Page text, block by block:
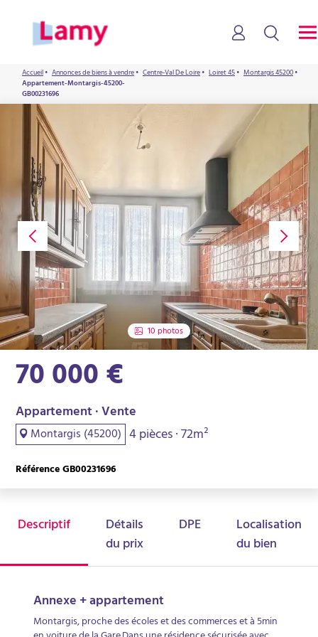
Accueil• Annonces de biens à vendre• Centre-Val De Loire• Loiret 45• Montargis 45200•
Appartement-Montargis-45200-
GB00231696
10 photos
Appartement · Vente
Montargis (45200) 4 pièces · 72m²
70 000 €
Référence GB00231696
Descriptif Détails
du prix
DPE Localisation
du bien
Annexe + appartement
Montargis, proche des écoles et des commerces et à 5min